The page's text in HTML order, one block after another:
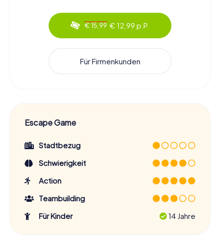
€ 15,99 € 12,99 p.P.
Für Firmenkunden
Escape Game
Stadtbezug
Schwierigkeit
Action
Teambuilding
Für Kinder
14 Jahre